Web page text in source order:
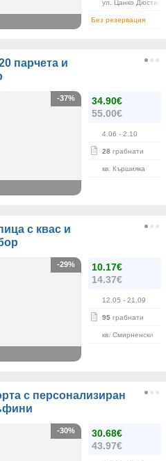
ул. Цанко
Без резервация
парчета и
34.90€
55.00€
4.06 - 2.10
28 грабнати
кв. Кършияка
-37%
с квас и
10.17€
14.37€
12.05 - 21.09
95 грабнати
кв. Смирненски
-29%
с персонализиран
30.68€
43.97€
-30%